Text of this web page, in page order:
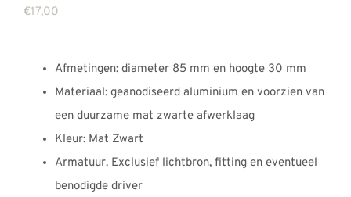
€17,00
Afmetingen: diameter 85 mm en hoogte 30 mm
Materiaal: geanodiseerd aluminium en voorzien van
een duurzame mat zwarte afwerklaag
Kleur: Mat Zwart
Armatuur. Exclusief lichtbron, fitting en eventueel
benodigde driver